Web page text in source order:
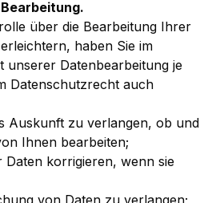
über die Bearbeitung Ihrer
haben Sie im
unserer Datenbearbeitung je
Datenschutzrecht auch
Auskunft zu verlangen, ob und
Ihnen bearbeiten;
Daten korrigieren, wenn sie
von Daten zu verlangen;